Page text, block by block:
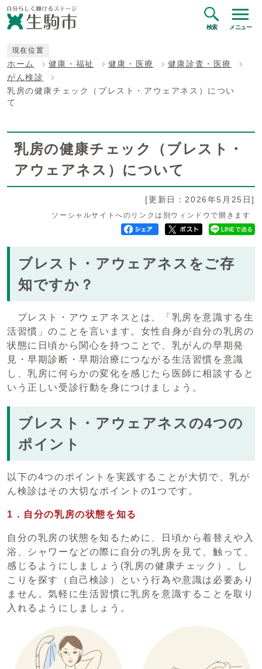
検索 メニュー
現在位置
ホーム 健康・福祉 健康・医療
健康診査・医療
がん検診
乳房の健康チェック（ブレスト・アウェアネス）につい
て
乳房の健康チェック（ブレスト・
アウェアネス）について
[更新日：2026年5月25日]
ソーシャルサイトへのリンクは別ウィンドウで開きます
ブレスト・アウェアネスをご存
知ですか？
ブレスト・アウェアネスとは、「乳房を意識する生
活習慣」のことを言います。女性自身が自分の乳房の
状態に日頃から関心を持つことで、乳がんの早期発
見・早期診断・早期治療につながる生活習慣を意識
し、乳房に何らかの変化を感じたら医師に相談すると
いう正しい受診行動を身につけましょう。
ブレスト・アウェアネスの4つの
ポイント
以下の4つのポイントを実践することが大切で、乳が
ん検診はその大切なポイントの1つです。
1．自分の乳房の状態を知る
自分の乳房の状態を知るために、日頃から着替えや入
浴、シャワーなどの際に自分の乳房を見て、触って、
感じるようにしましょう(乳房の健康チェック）。し
こりを探す（自己検診）という行為や意識は必要あり
ません。気軽に生活習慣に乳房を意識することを取り
入れるようにしましょう。